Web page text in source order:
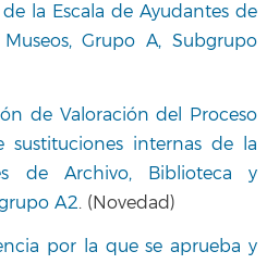
la Escala de Ayudantes de
Grupo A, Subgrupo
de Valoración del Proceso
sustituciones internas de la
de Archivo, Biblioteca y
A2. (Novedad)
por la que se aprueba y